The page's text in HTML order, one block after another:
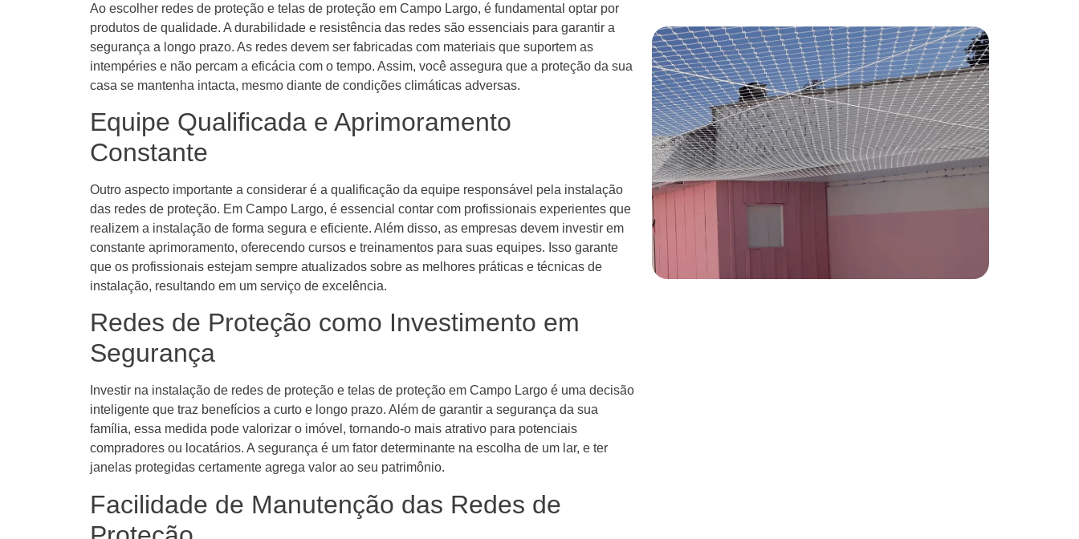
Ao escolher redes de proteção e telas de proteção em Campo Largo, é fundamental optar por
produtos de qualidade. A durabilidade e resistência das redes são essenciais para garantir a
segurança a longo prazo. As redes devem ser fabricadas com materiais que suportem as
intempéries e não percam a eficácia com o tempo. Assim, você assegura que a proteção da sua
casa se mantenha intacta, mesmo diante de condições climáticas adversas.
Equipe Qualificada e Aprimoramento
Constante
Outro aspecto importante a considerar é a qualificação da equipe responsável pela instalação
das redes de proteção. Em Campo Largo, é essencial contar com profissionais experientes que
realizem a instalação de forma segura e eficiente. Além disso, as empresas devem investir em
constante aprimoramento, oferecendo cursos e treinamentos para suas equipes. Isso garante
que os profissionais estejam sempre atualizados sobre as melhores práticas e técnicas de
instalação, resultando em um serviço de excelência.
Redes de Proteção como Investimento em
Segurança
Investir na instalação de redes de proteção e telas de proteção em Campo Largo é uma decisão
inteligente que traz benefícios a curto e longo prazo. Além de garantir a segurança da sua
família, essa medida pode valorizar o imóvel, tornando-o mais atrativo para potenciais
compradores ou locatários. A segurança é um fator determinante na escolha de um lar, e ter
janelas protegidas certamente agrega valor ao seu patrimônio.
Facilidade de Manutenção das Redes de